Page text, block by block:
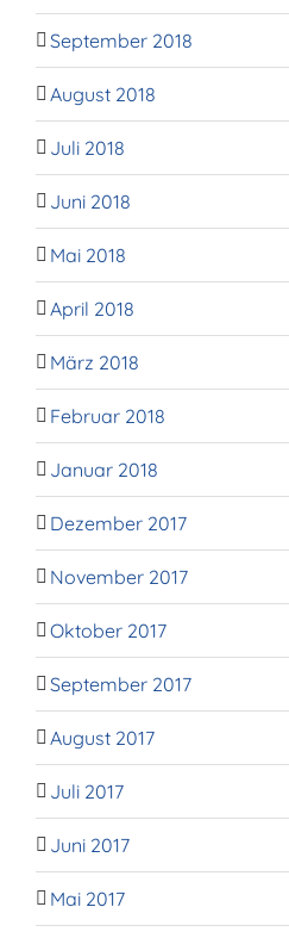
September 2018
August 2018
Juli 2018
Juni 2018
Mai 2018
April 2018
März 2018
Februar 2018
Januar 2018
Dezember 2017
November 2017
Oktober 2017
September 2017
August 2017
Juli 2017
Juni 2017
Mai 2017